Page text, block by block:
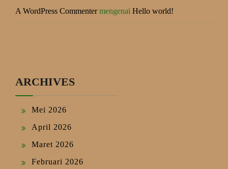
A WordPress Commentermengenai Hello world!
ARCHIVES
Mei 2026
April 2026
Maret 2026
Februari 2026